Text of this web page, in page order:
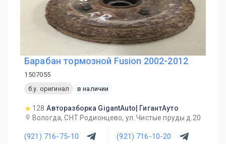
Барабан тормозной Fusion 2002-2012
1507055
б.у. оригинал
в наличии
128 Авторазборка GigantAuto| ГигантАуто
Вологда, СНТ Родионцево, ул. Чистые пруды д.20
(921) 716-75-10 (921) 716-10-20